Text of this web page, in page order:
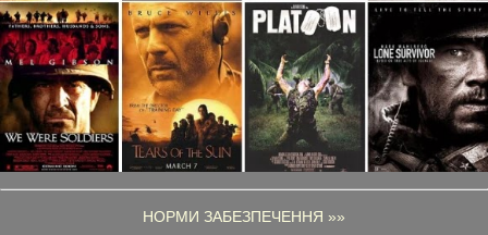
НОРМИ ЗАБЕЗПЕЧЕННЯ »»